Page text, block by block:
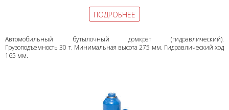
ПОДРОБНЕЕ
Автомобильный бутылочный домкрат (гидравлический).
Грузоподъемность 30 т. Минимальная высота 275 мм. Гидравлический ход
165 мм.